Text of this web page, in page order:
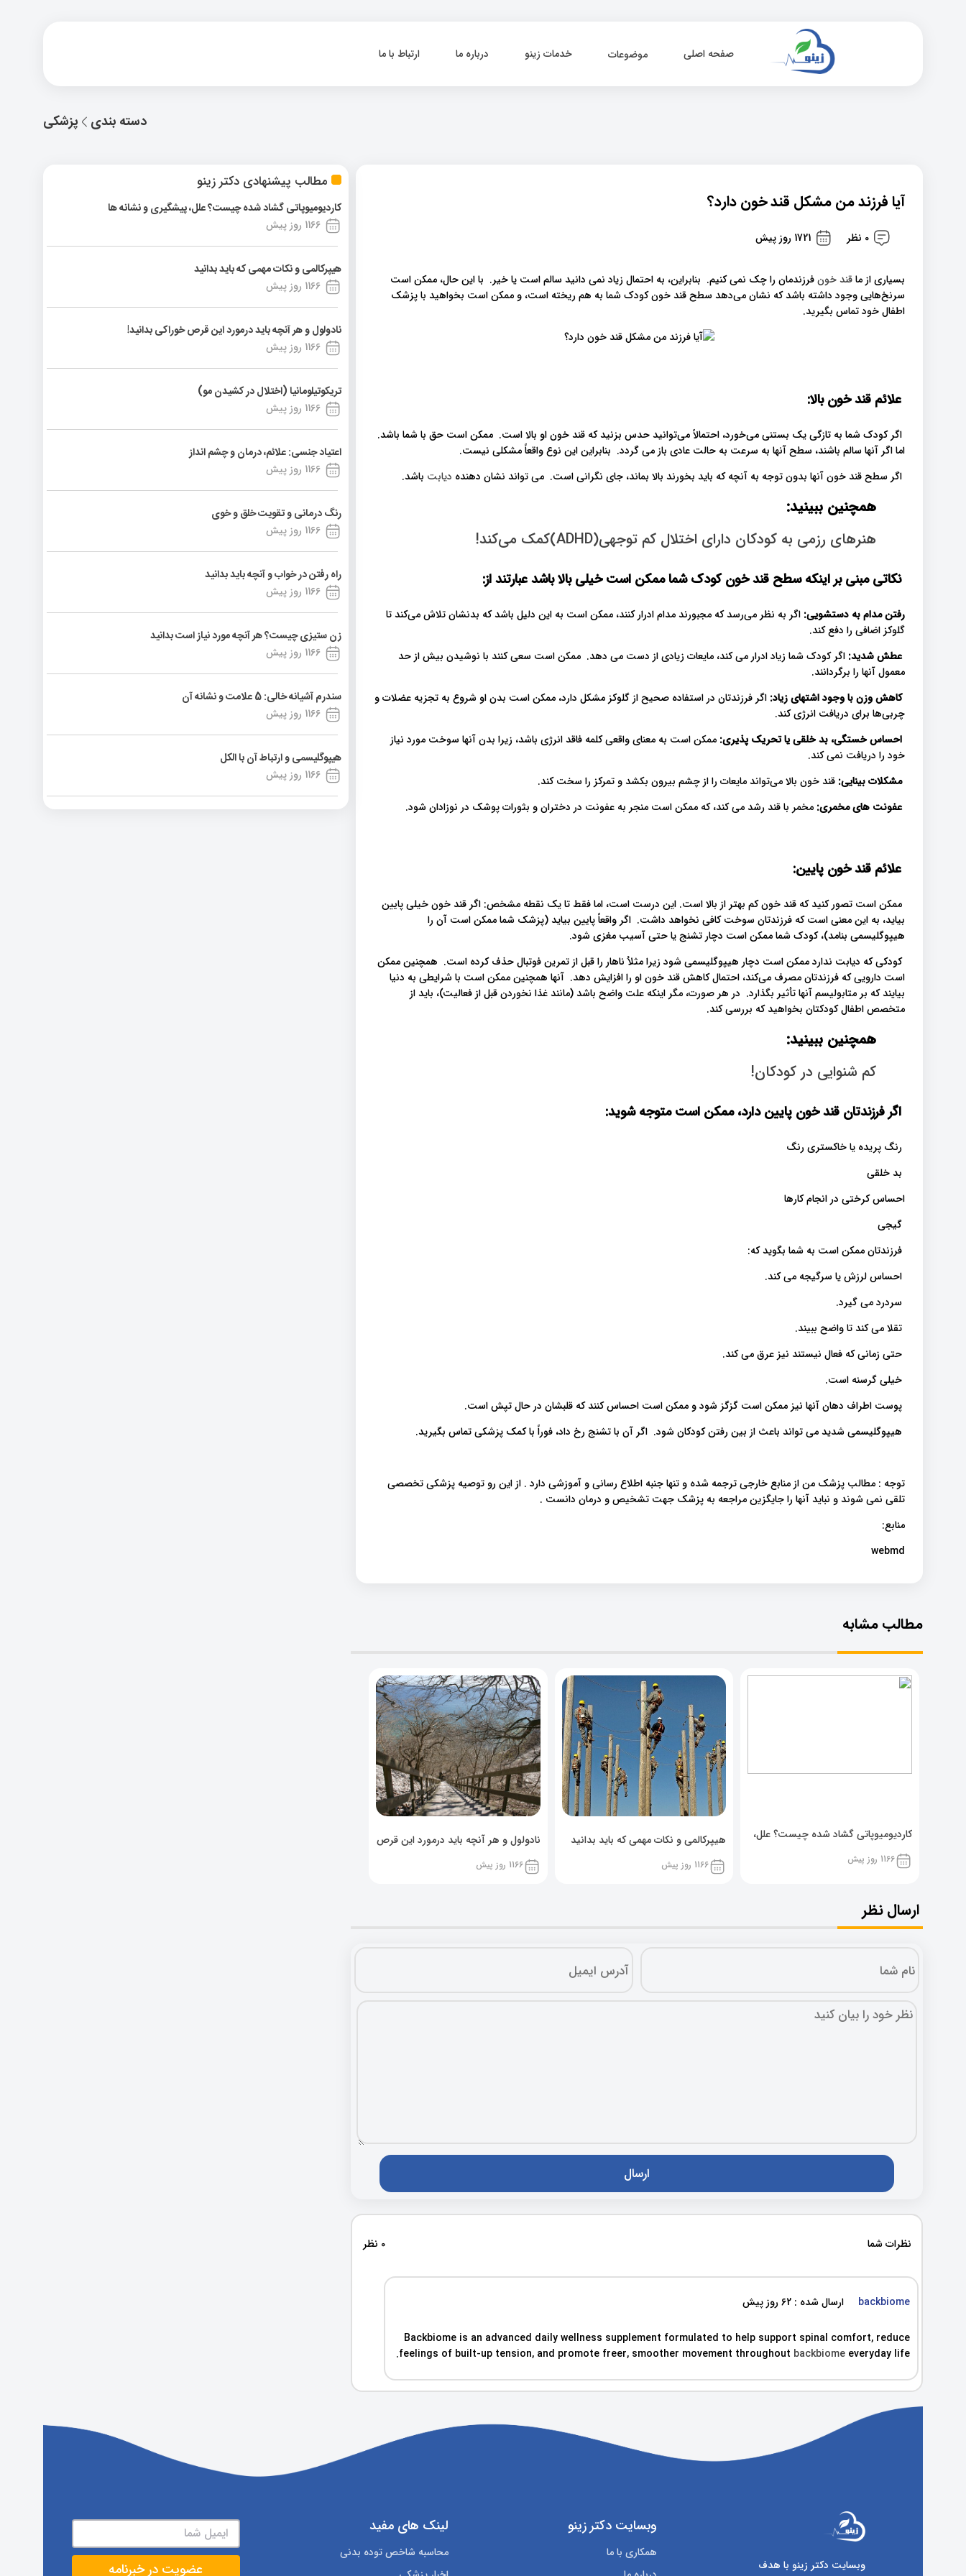
صفحه اصلی موضوعات خدمات زینو درباره ما ارتباط با ما
پزشکی دسته بندی
مطالب پیشنهادی دکتر زینو
کاردیومیوپاتی گشاد شده چیست؟ علل، پیشگیری و نشانه ها
1166 روز پیش
هیپرکالمی و نکات مهمی که باید بدانید
1166 روز پیش
نادولول و هر آنچه باید درمورد این قرص خوراکی بدانید!
1166 روز پیش
تریکوتیلومانیا (اختلال در کشیدن مو)
1166 روز پیش
اعتیاد جنسی: علائم، درمان و چشم انداز
1166 روز پیش
رنگ درمانی و تقویت خلق و خوی
1166 روز پیش
راه رفتن در خواب و آنچه باید بدانید
1166 روز پیش
زن ستیزی چیست؟ هر آنچه مورد نیاز است بدانید
1166 روز پیش
سندرم آشیانه خالی: 5 علامت و نشانه آن
1166 روز پیش
هیپوگلیسمی و ارتباط آن با الکل
1166 روز پیش
آیا فرزند من مشکل قند خون دارد؟
0 نظر 1721 روز پیش
بسیاری از ماقند خونفرزندمان را چک نمی کنیم. بنابراین، به احتمال زیاد نمی دانید سالم است یا خیر. با این حال، ممکن است
سرنخ‌هایی وجود داشته باشد که نشان می‌دهد سطح قند خون کودک شما به هم ریخته است، و ممکن است بخواهید با پزشک
اطفال خود تماس بگیرید.
علائم قند خون بالا:
اگر کودک شما به تازگی یک بستنی می‌خورد، احتمالاً می‌توانید حدس بزنید که قند خون او بالا است. ممکن است حق با شما باشد.
اما اگر آنها سالم باشند، سطح آنها به سرعت به حالت عادی باز می گردد. بنابراین این نوع واقعاً مشکلی نیست.
اگر سطح قند خون آنها بدون توجه به آنچه که باید بخورند بالا بماند، جای نگرانی است. می تواند نشان دهنده دیابت باشد.
همچنین ببینید:
هنرهای رزمی به کودکان دارای اختلال کم توجهی(ADHD)کمک می‌کند!
نکاتی مبنی بر اینکه سطح قند خون کودک شما ممکن است خیلی بالا باشد عبارتند از:
رفتن مدام به دستشویی: اگر به نظر می‌رسد که مجبورند مدام ادرار کنند، ممکن است به این دلیل باشد که بدنشان تلاش می‌کند تا
گلوکز اضافی را دفع کند.
عطش شدید: اگر کودک شما زیاد ادرار می کند، مایعات زیادی از دست می دهد. ممکن است سعی کنند با نوشیدن بیش از حد
معمول آنها را برگردانند.
کاهش وزن با وجود اشتهای زیاد: اگر فرزندتان در استفاده صحیح از گلوکز مشکل دارد، ممکن است بدن او شروع به تجزیه عضلات و
چربی‌ها برای دریافت انرژی کند.
احساس خستگی، بد خلقی یا تحریک پذیری: ممکن است به معنای واقعی کلمه فاقد انرژی باشد، زیرا بدن آنها سوخت مورد نیاز
خود را دریافت نمی کند.
مشکلات بینایی: قند خون بالا می‌تواند مایعات را از چشم بیرون بکشد و تمرکز را سخت کند.
عفونت های مخمری: مخمر با قند رشد می کند، که ممکن است منجر به عفونت در دختران و بثورات پوشک در نوزادان شود.
علائم قند خون پایین:
ممکن است تصور کنید که قند خون کم بهتر از بالا است. این درست است، اما فقط تا یک نقطه مشخص: اگر قند خون خیلی پایین
بیاید، به این معنی است که فرزندتان سوخت کافی نخواهد داشت. اگر واقعاً پایین بیاید (پزشک شما ممکن است آن را
هیپوگلیسمی بنامد)، کودک شما ممکن است دچار تشنج یا حتی آسیب مغزی شود.
کودکی که دیابت ندارد ممکن است دچار هیپوگلیسمی شود زیرا مثلاُ ناهار را قبل از تمرین فوتبال حذف کرده است. همچنین ممکن
است دارویی که فرزندتان مصرف می‌کند، احتمال کاهش قند خون او را افزایش دهد. آنها همچنین ممکن است با شرایطی به دنیا
بیایند که بر متابولیسم آنها تأثیر بگذارد. در هر صورت، مگر اینکه علت واضح باشد (مانند غذا نخوردن قبل از فعالیت)، باید از
متخصص اطفال کودکتان بخواهید که بررسی کند.
همچنین ببینید:
کم شنوایی در کودکان!
اگر فرزندتان قند خون پایین دارد، ممکن است متوجه شوید:
رنگ پریده یا خاکستری رنگ
بد خلقی
احساس کرختی در انجام کارها
گیجی
فرزندتان ممکن است به شما بگوید که:
احساس لرزش یا سرگیجه می کند.
سردرد می گیرد.
تقلا می کند تا واضح ببیند.
حتی زمانی که فعال نیستند نیز عرق می کند.
خیلی گرسنه است.
پوست اطراف دهان آنها نیز ممکن است گزگز شود و ممکن است احساس کنند که قلبشان در حال تپش است.
هیپوگلیسمی شدید می تواند باعث از بین رفتن کودکان شود. اگر آن با تشنج رخ داد، فوراً با کمک پزشکی تماس بگیرید.
توجه : مطالب پزشک من از منابع خارجی ترجمه شده و تنها جنبه اطلاع رسانی و آموزشی دارد . از این رو توصیه پزشکی تخصصی
تلقی نمی شوند و نباید آنها را جایگزین مراجعه به پزشک جهت تشخیص و درمان دانست .
منابع:
webmd
مطالب مشابه
کاردیومیوپاتی گشاد شده چیست؟ علل،
پیشگیری و نشانه ها
1166 روز پیش
هیپرکالمی و نکات مهمی که باید بدانید
1166 روز پیش
نادولول و هر آنچه باید درمورد این قرص
خوراکی بدانید!
1166 روز پیش
ارسال نظر
نظرات شما 0 نظر
backbiome ارسال شده : 62 روز پیش
Backbiome is an advanced daily wellness supplement formulated to help support spinal comfort, reduce
feelings of built-up tension, and promote freer, smoother movement throughout backbiome everyday life.
وبسایت دکتر زینو با هدف
وبسایت دکتر زینو
همکاری با ما
لینک های مفید
محاسبه شاخص توده بدنی